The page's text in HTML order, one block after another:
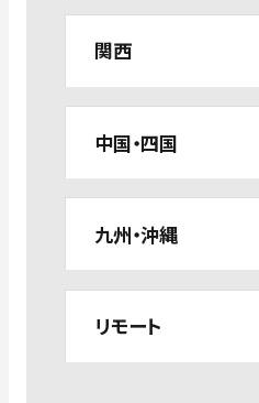
関西
中国・四国
九州・沖縄
リモート